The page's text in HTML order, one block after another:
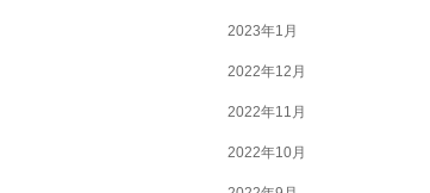
2023年1月
2022年12月
2022年11月
2022年10月